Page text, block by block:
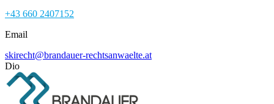
+43 660 2407152
Email
skirecht@brandauer-rechtsanwaelte.at
Dio